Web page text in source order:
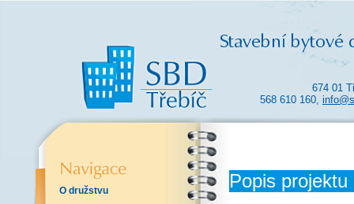
674 01
568 610 160,
O družstvu Popis projektu